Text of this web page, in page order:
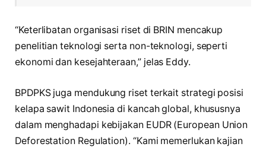
“Keterlibatan organisasi riset di BRIN mencakup
penelitian teknologi serta non-teknologi, seperti
ekonomi dan kesejahteraan,” jelas Eddy.
BPDPKS juga mendukung riset terkait strategi posisi
kelapa sawit Indonesia di kancah global, khususnya
dalam menghadapi kebijakan EUDR (European Union
Deforestation Regulation). “Kami memerlukan kajian